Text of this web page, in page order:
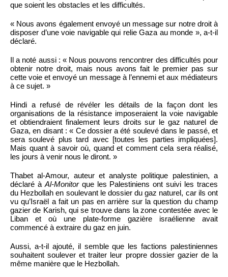
que soient les obstacles et les difficultés.
« Nous avons également envoyé un message sur notre droit à
disposer d’une voie navigable qui relie Gaza au monde », a-t-il
déclaré.
Il a noté aussi : « Nous pouvons rencontrer des difficultés pour
obtenir notre droit, mais nous avons fait le premier pas sur
cette voie et envoyé un message à l’ennemi et aux médiateurs
à ce sujet. »
Hindi a refusé de révéler les détails de la façon dont les
organisations de la résistance imposeraient la voie navigable
et obtiendraient finalement leurs droits sur le gaz naturel de
Gaza, en disant : « Ce dossier a été soulevé dans le passé, et
sera soulevé plus tard avec [toutes les parties impliquées].
Mais quant à savoir où, quand et comment cela sera réalisé,
les jours à venir nous le diront. »
Thabet al-Amour, auteur et analyste politique palestinien, a
déclaré à Al-Monitorque les Palestiniens ont suivi les traces
du Hezbollah en soulevant le dossier du gaz naturel, car ils ont
vu qu’Israël a fait un pas en arrière sur la question du champ
gazier de Karish, qui se trouve dans la zone contestée avec le
Liban et où une plate-forme gazière israélienne avait
commencé à extraire du gaz en juin.
Aussi, a-t-il ajouté, il semble que les factions palestiniennes
souhaitent soulever et traiter leur propre dossier gazier de la
même manière que le Hezbollah.